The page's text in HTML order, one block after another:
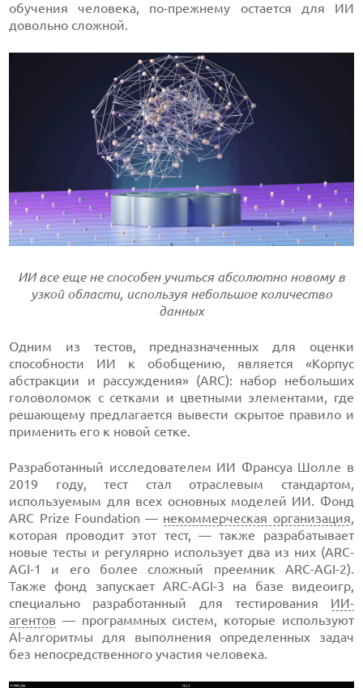
обучения человека, по-прежнему остается для ИИ
довольно сложной.
ИИ все еще не способен учиться абсолютно новому в
узкой области, используя небольшое количество
данных
Одним из тестов, предназначенных для оценки
способности ИИ к обобщению, является «Корпус
абстракции и рассуждения» (ARC): набор небольших
головоломок с сетками и цветными элементами, где
решающему предлагается вывести скрытое правило и
применить его к новой сетке.
Разработанный исследователем ИИ Франсуа Шолле в
2019 году, тест стал отраслевым стандартом,
используемым для всех основных моделей ИИ. Фонд
ARC Prize Foundation — некоммерческая организация,
которая проводит этот тест, — также разрабатывает
новые тесты и регулярно использует два из них (ARC-
AGI-1 и его более сложный преемник ARC-AGI-2).
Также фонд запускает ARC-AGI-3 на базе видеоигр,
специально разработанный для тестирования ИИ-
агентов — программных систем, которые используют
Al-алгоритмы для выполнения определенных задач
без непосредственного участия человека.